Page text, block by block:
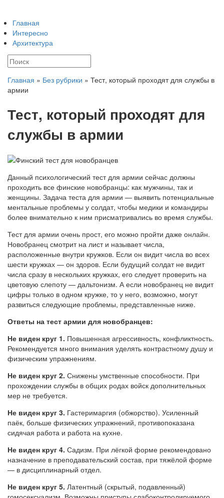
Главная
Интересно
Архитектура
Главная » Без рубрики » Тест, который проходят для службы в
армии
Тест, который проходят для
службы в армии
Данный психологический тест для армии сейчас должны
проходить все финские новобранцы: как мужчины, так и
женщины. Задача теста для армии — выявить потенциальные
ментальные проблемы у солдат, чтобы медики и командиры
более внимательно к ним присматривались во время службы.
Тест для армии очень прост, его можно пройти даже онлайн.
Новобранец смотрит на лист и называет числа,
расположенные внутри кружков. Если он видит числа во всех
шести кружках — он здоров. Если будущий солдат не видит
числа сразу в нескольких кружках, его следует проверить на
цветовую слепоту — дальтонизм. А если новобранец не видит
цифры только в одном кружке, то у него, возможно, могут
развиться следующие проблемы, представленные ниже.
Ответы на тест армии для новобранцев:
Не виден круг 1. Повышенная агрессивность, конфликтность.
Рекомендуется много внимания уделять контрастному душу и
физическим упражнениям.
Не виден круг 2. Снижены умственные способности. При
прохождении службы в общих родах войск дополнительных
мер не требуется.
Не виден круг 3. Гастеримаргия (обжорство). Усиленный
паёк, больше физических упражнений, противопоказана
сидячая работа и работа на кухне.
Не виден круг 4. Садизм. При лёгкой форме рекомендовано
назначение в преподавательский состав, при тяжёлой форме
— в дисциплинарный отдел.
Не виден круг 5. Латентный (скрытый, подавленный)